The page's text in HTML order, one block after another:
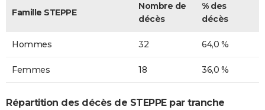
Famille STEPPE
Nombre de
décès
% des
décès
Hommes 32 64,0 %
Femmes 18 36,0 %
Répartition des décès de STEPPE par tranche